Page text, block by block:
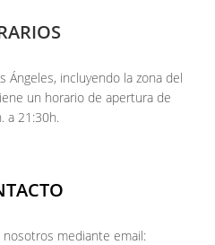
incluyendo la zona del
un horario de apertura de
a 21:30h.
mediante email: